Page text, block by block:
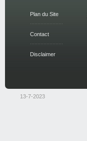
Plan du Site
Contact
Disclaimer
13-7-2023